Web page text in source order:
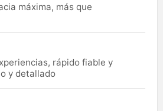
máxima, más que
rápido fiable y
y detallado